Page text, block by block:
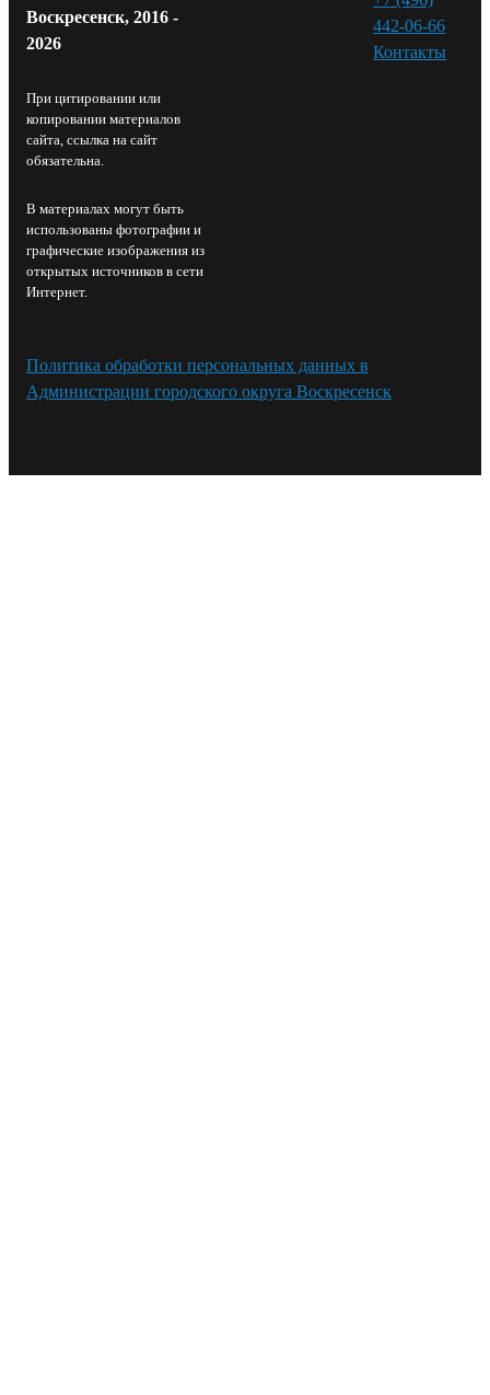
Воскресенск, 2016 -
2026
При цитировании или
копировании материалов
сайта, ссылка на сайт
обязательна.
В материалах могут быть
использованы фотографии и
графические изображения из
открытых источников в сети
Интернет.
442-06-66
Контакты⁠
Политика обработки персональных данных в
Администрации городского округа Воскресенск